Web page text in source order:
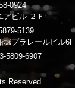
0924
アビル ２Ｆ
5139
堀プラレールビル6F
5809-6907
Reserved.